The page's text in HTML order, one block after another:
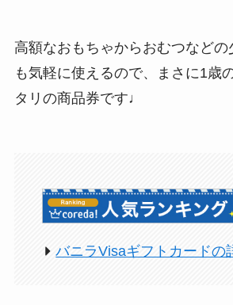
高額なおもちゃからおむつなどの
も気軽に使えるので、まさに1歳
タリの商品券です♩
バニラVisaギフトカードの